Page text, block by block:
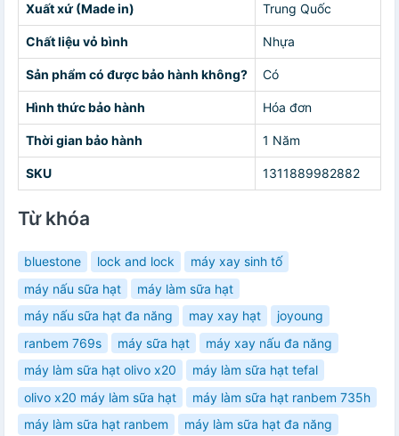
Xuất xứ (Made in) Trung Quốc
Chất liệu vỏ bình Nhựa
Sản phẩm có được bảo hành không? Có
Hình thức bảo hành Hóa đơn
Thời gian bảo hành 1 Năm
SKU 1311889982882
Từ khóa
bluestone lock and lock
máy xay sinh tố
máy nấu sữa hạt
máy làm sữa hạt
máy nấu sữa hạt đa năng
may xay hạt
joyoung
ranbem 769s
máy sữa hạt
máy xay nấu đa năng
máy làm sữa hạt olivo x20
máy làm sữa hạt tefal
olivo x20 máy làm sữa hạt
máy làm sữa hạt ranbem 735h
máy làm sữa hạt ranbem
máy làm sữa hạt đa năng